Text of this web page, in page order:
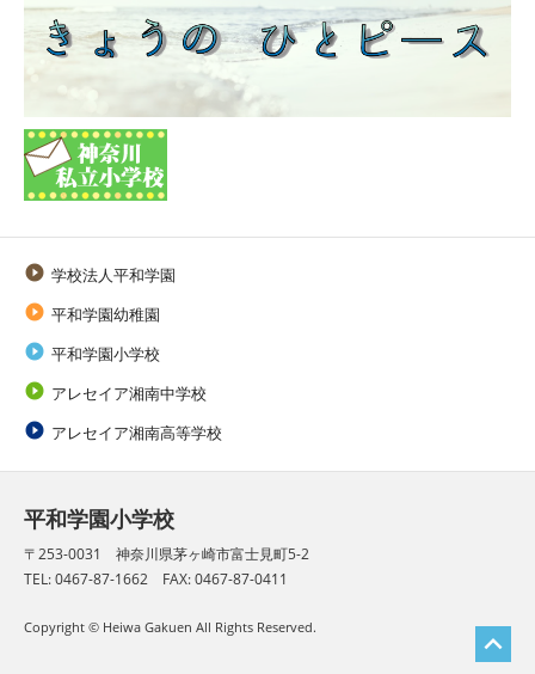

 学校法人平和学園
 平和学園幼稚園
 平和学園小学校
 アレセイア湘南中学校
 アレセイア湘南高等学校
平和学園小学校
〒253-0031 神奈川県茅ヶ崎市富士見町5-2
TEL: 0467-87-1662 FAX: 0467-87-0411
Copyright © Heiwa Gakuen All Rights Reserved.